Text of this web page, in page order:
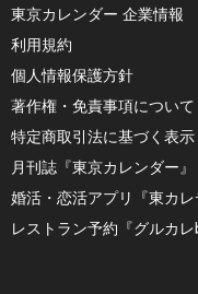
東京カレンダー 企業情報
利用規約
個人情報保護方針
著作権・免責事項について
特定商取引法に基づく表示
月刊誌『東京カレンダー』
婚活・恋活アプリ『東カレ
レストラン予約『グルカレ